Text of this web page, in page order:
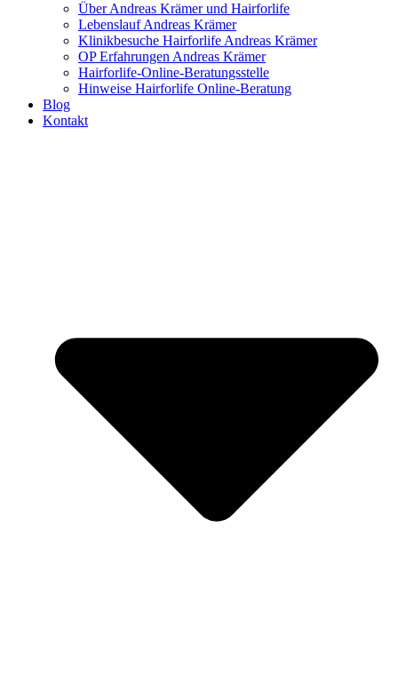
Über Andreas Krämer und Hairforlife
Lebenslauf Andreas Krämer
Klinikbesuche Hairforlife Andreas Krämer
OP Erfahrungen Andreas Krämer
Hairforlife-Online-Beratungsstelle
Hinweise Hairforlife Online-Beratung
Blog
Kontakt